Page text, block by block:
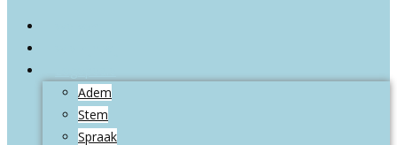
Adem
Stem
Spraak